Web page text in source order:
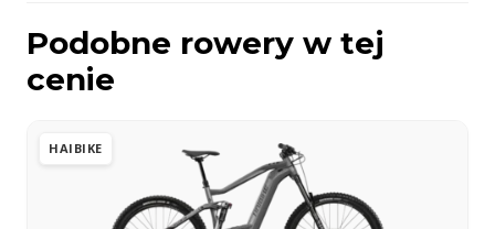
Podobne rowery w tej
cenie
HAIBIKE